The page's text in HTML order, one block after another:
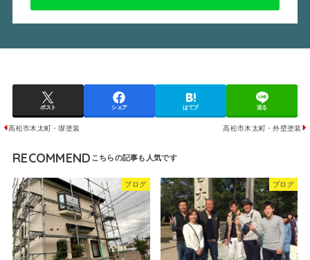
ポスト シェア はてブ 送る
高松市木太町・塀塗装 高松市木太町・外壁塗装
RECOMMEND
ブログ ブログ